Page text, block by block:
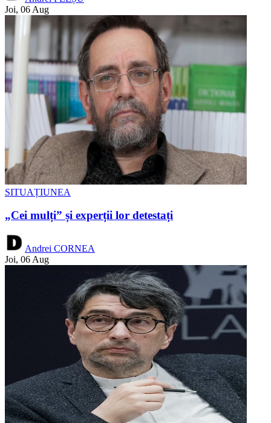
Joi, 06 Aug
SITUAȚIUNEA
„Cei mulți” și experții lor detestați
Andrei CORNEA
Joi, 06 Aug